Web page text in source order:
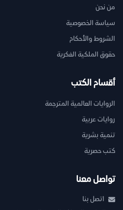
من نحن
سياسة الخصوصية
الشروط والأحكام
حقوق الملكية الفكرية
أقسام الكتب
الروايات العالمية المترجمة
روايات عربية
تنمية بشرية
كتب حصرية
تواصل معنا
اتصل بنا